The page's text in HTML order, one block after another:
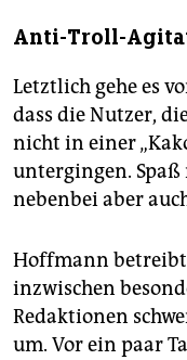
Anti-Troll-
Letztlich gehe es
dass die Nutzer,
nicht in einer
untergingen. Spaß
nebenbei aber
Hoffmann
inzwischen
Redaktionen
um. Vor ein paar